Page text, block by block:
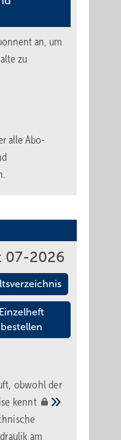
an, um
zu
alle Abo-
07-2026
Einzelheft
bestellen
obwohl der
kennt
am